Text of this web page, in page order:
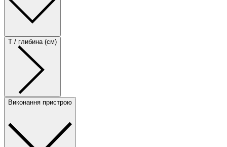
T / глибина (см)
Виконання пристрою